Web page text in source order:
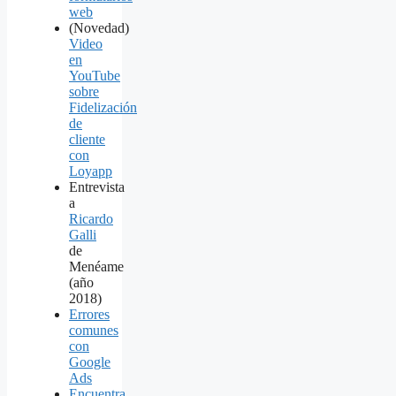
web
(Novedad)
Video
en
YouTube
sobre
Fidelización
de
cliente
con
Loyapp
Entrevista
a
Ricardo
Galli
de
Menéame
(año
2018)
Errores
comunes
con
Google
Ads